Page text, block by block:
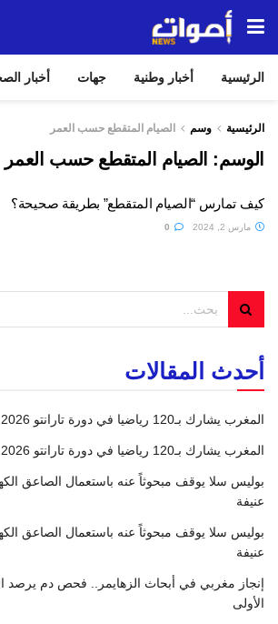
الرئيسية أخبار وطنية جهات أخبار
الرئيسية وسم الصيام المتقطع حسب العمر
الوسم: الصيام المتقطع حسب العمر
كيف تمارس “الصيام المتقطع” بطريقة صحيحة؟
مارس 2, 2024
أحدث المقالات
المغرب يشارك بـ120 رياضيا في دورة تارانتو 2026
المغرب يشارك بـ120 رياضيا في دورة تارانتو 2026
بوليس سلا يوقف مبحوثاً عنه باستعمال الصاعق
عنيفة
بوليس سلا يوقف مبحوثاً عنه باستعمال الصاعق
عنيفة
إنجاز مغربي في أبحاث الزهايمر.. فحص دم
الأولى